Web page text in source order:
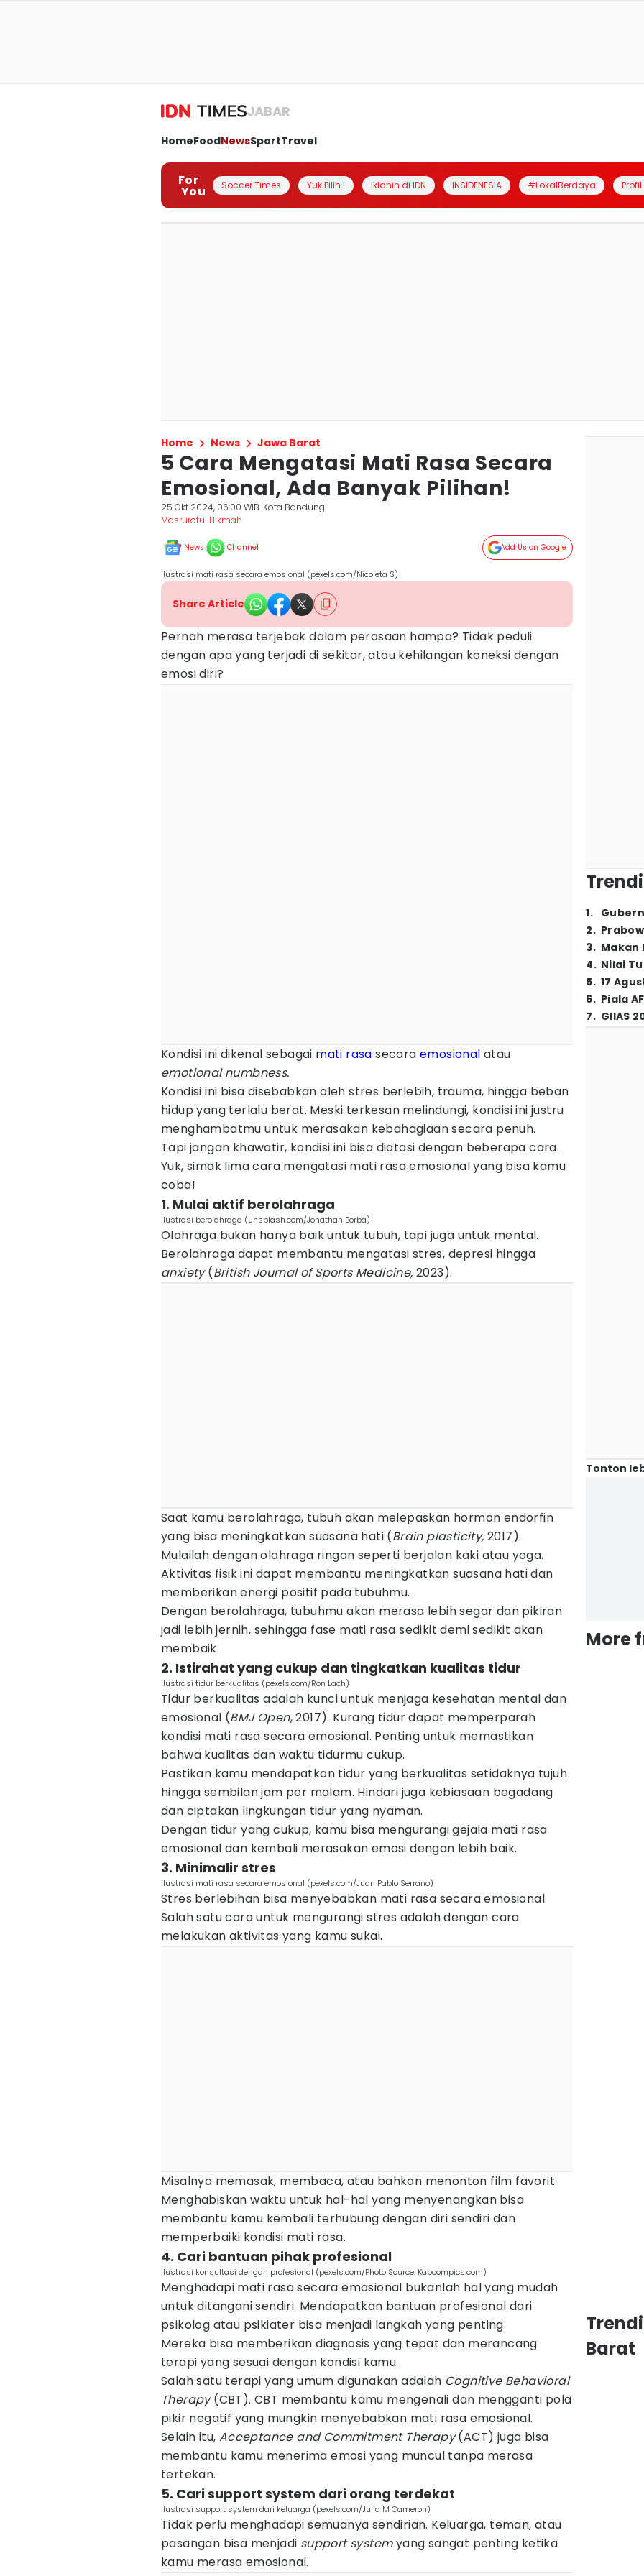
JABAR
HomeFoodNewsSportTravel
For
You Soccer Times Yuk Pilih ! Iklanin di IDN INSIDENESIA #LokalBerdaya
Home News Jawa Barat
5 Cara Mengatasi Mati Rasa Secara
Emosional, Ada Banyak Pilihan!
25 Okt 2024, 06:00 WIB Kota Bandung
Masrurotul Hikmah
News Channel Add Us on Google
ilustrasi mati rasa secara emosional (pexels.com/Nicoleta S)
Share Article
Pernah merasa terjebak dalam perasaan hampa? Tidak peduli
dengan apa yang terjadi di sekitar, atau kehilangan koneksi dengan
emosi diri?
Kondisi ini dikenal sebagai mati rasa secaraemosional atau
emotional numbness.
Kondisi ini bisa disebabkan oleh stres berlebih, trauma, hingga beban
hidup yang terlalu berat. Meski terkesan melindungi, kondisi ini justru
menghambatmu untuk merasakan kebahagiaan secara penuh.
Tapi jangan khawatir, kondisi ini bisa diatasi dengan beberapa cara.
Yuk, simak lima cara mengatasi mati rasa emosional yang bisa kamu
coba!
1. Mulai aktif berolahraga
ilustrasi berolahraga (unsplash.com/Jonathan Borba)
Olahraga bukan hanya baik untuk tubuh, tapi juga untuk mental.
Berolahraga dapat membantu mengatasi stres, depresi hingga
anxiety(British Journal of Sports Medicine, 2023).
Saat kamu berolahraga, tubuh akan melepaskan hormon endorfin
yang bisa meningkatkan suasana hati (Brain plasticity, 2017).
Mulailah dengan olahraga ringan seperti berjalan kaki atau yoga.
Aktivitas fisik ini dapat membantu meningkatkan suasana hati dan
memberikan energi positif pada tubuhmu.
Dengan berolahraga, tubuhmu akan merasa lebih segar dan pikiran
jadi lebih jernih, sehingga fase mati rasa sedikit demi sedikit akan
membaik.
2. Istirahat yang cukup dan tingkatkan kualitas tidur
ilustrasi tidur berkualitas (pexels.com/Ron Lach)
Tidur berkualitas adalah kunci untuk menjaga kesehatan mental dan
emosional (BMJ Open, 2017). Kurang tidur dapat memperparah
kondisi mati rasa secara emosional. Penting untuk memastikan
bahwa kualitas dan waktu tidurmu cukup.
Pastikan kamu mendapatkan tidur yang berkualitas setidaknya tujuh
hingga sembilan jam per malam. Hindari juga kebiasaan begadang
dan ciptakan lingkungan tidur yang nyaman.
Dengan tidur yang cukup, kamu bisa mengurangi gejala mati rasa
emosional dan kembali merasakan emosi dengan lebih baik.
3. Minimalir stres
ilustrasi mati rasa secara emosional (pexels.com/Juan Pablo Serrano)
Stres berlebihan bisa menyebabkan mati rasa secara emosional.
Salah satu cara untuk mengurangi stres adalah dengan cara
melakukan aktivitas yang kamu sukai.
Misalnya memasak, membaca, atau bahkan menonton film favorit.
Menghabiskan waktu untuk hal-hal yang menyenangkan bisa
membantu kamu kembali terhubung dengan diri sendiri dan
memperbaiki kondisi mati rasa.
4. Cari bantuan pihak profesional
ilustrasi konsultasi dengan profesional (pexels.com/Photo Source: Kaboompics.com)
Menghadapi mati rasa secara emosional bukanlah hal yang mudah
untuk ditangani sendiri. Mendapatkan bantuan profesional dari
psikolog atau psikiater bisa menjadi langkah yang penting.
Mereka bisa memberikan diagnosis yang tepat dan merancang
terapi yang sesuai dengan kondisi kamu.
Salah satu terapi yang umum digunakan adalah Cognitive Behavioral
Therapy(CBT). CBT membantu kamu mengenali dan mengganti pola
pikir negatif yang mungkin menyebabkan mati rasa emosional.
Selain itu, Acceptance and Commitment Therapy(ACT) juga bisa
membantu kamu menerima emosi yang muncul tanpa merasa
tertekan.
5. Cari support system dari orang terdekat
ilustrasi support system dari keluarga (pexels.com/Julia M Cameron)
Tidak perlu menghadapi semuanya sendirian. Keluarga, teman, atau
pasangan bisa menjadi support systemyang sangat penting ketika
kamu merasa emosional.
1.
2.
3. Makan
4. Nilai
5. 17
6. Piala
7. GIIAS
Tonton
More
Barat